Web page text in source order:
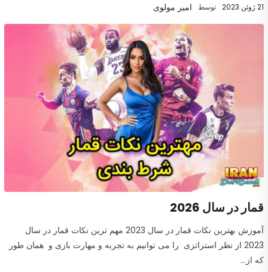
21 ژوئن 2023 توسط امیر مولوی
قمار در سال 2026
آموزش بهترین نکات قمار در سال 2023‎‎ مهم ترین نکات قمار در سال
2023‎‎ از نظر استراتزی را می توانیم به تجربه و مهارت بازی و همان طور
که از...